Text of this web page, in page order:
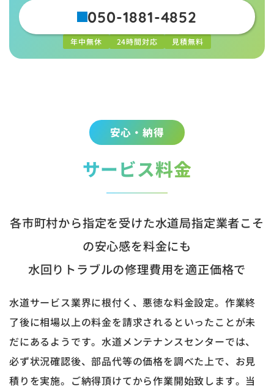
050-1881-4852
年中無休 24時間対応 見積無料
安心・納得
サービス料金
各市町村から指定を受けた水道局指定業者こそ
の安心感を料金にも
水回りトラブルの修理費用を適正価格で
水道サービス業界に根付く、悪徳な料金設定。作業終
了後に相場以上の料金を請求されるといったことが未
だにあるようです。水道メンテナンスセンターでは、
必ず状況確認後、部品代等の価格を調べた上で、お見
積りを実施。ご納得頂けてから作業開始致します。当